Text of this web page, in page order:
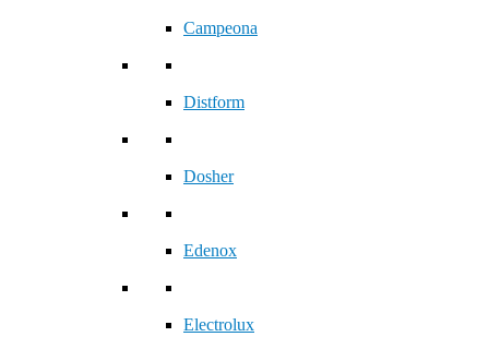
Campeona
Distform
Dosher
Edenox
Electrolux